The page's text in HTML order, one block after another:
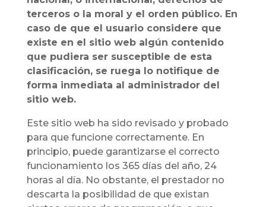
terceros o la moral y el orden público. En
caso de que el usuario considere que
existe en el sitio web algún contenido
que pudiera ser susceptible de esta
clasificación, se ruega lo notifique de
forma inmediata al administrador del
sitio web.
Este sitio web ha sido revisado y probado
para que funcione correctamente. En
principio, puede garantizarse el correcto
funcionamiento los 365 días del año, 24
horas al día. No obstante, el prestador no
descarta la posibilidad de que existan